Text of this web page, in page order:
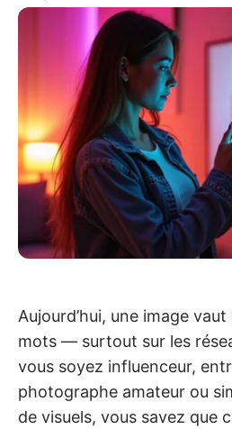
Aujourd’hui, une image
mots — surtout sur les
vous soyez influenceur,
photographe amateur ou
de visuels, vous savez que